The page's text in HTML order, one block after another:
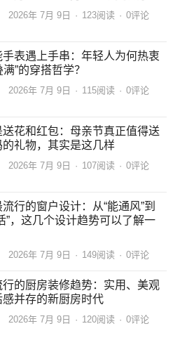
2026年 7月 9日 · 123阅读 · 0评论
手表遇上手串：年轻人为何热衷
满”的穿搭哲学？
2026年 7月 9日 · 115阅读 · 0评论
送花和红包：母亲节真正值得送
的礼物，其实是这几样
2026年 7月 9日 · 107阅读 · 0评论
行的窗户设计：从“能通风”到
”，这几个设计趋势可以了解一
2026年 7月 9日 · 149阅读 · 0评论
行的厨房装修趋势：实用、美观
感并存的新厨房时代
2026年 7月 9日 · 120阅读 · 0评论